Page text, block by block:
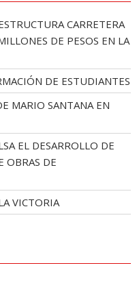
CARRETERA
DE PESOS EN LA
DE ESTUDIANTES
MARIO SANTANA EN
EL DESARROLLO DE
OBRAS DE
VICTORIA